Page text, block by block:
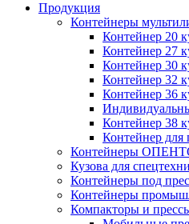
Продукция
Контейнеры
Контейнер 20
Контейнер 27
Контейнер 30
Контейнер 32
Контейнер 36
Контейнер 38
Контейнер
Контейнеры
Кузова для
Контейнеры под
Контейнеры
Компакторы и